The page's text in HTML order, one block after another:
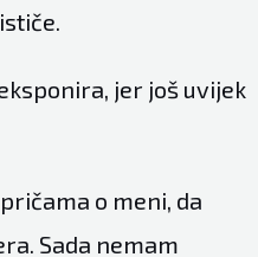
jer još uvijek
o meni, da
Sada nemam